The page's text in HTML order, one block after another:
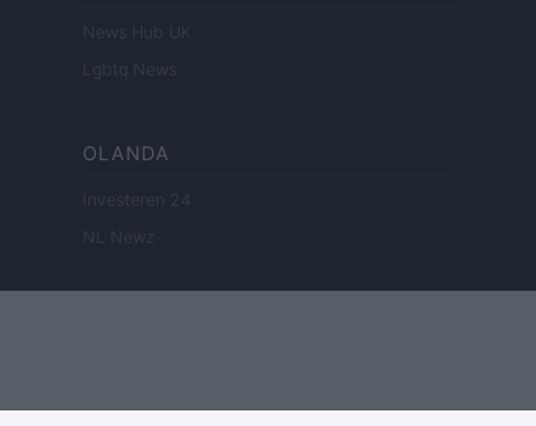
News Hub UK
Lgbtq News
OLANDA
Investeren 24
NL Newz